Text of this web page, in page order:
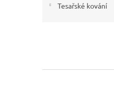
Tesařské kování